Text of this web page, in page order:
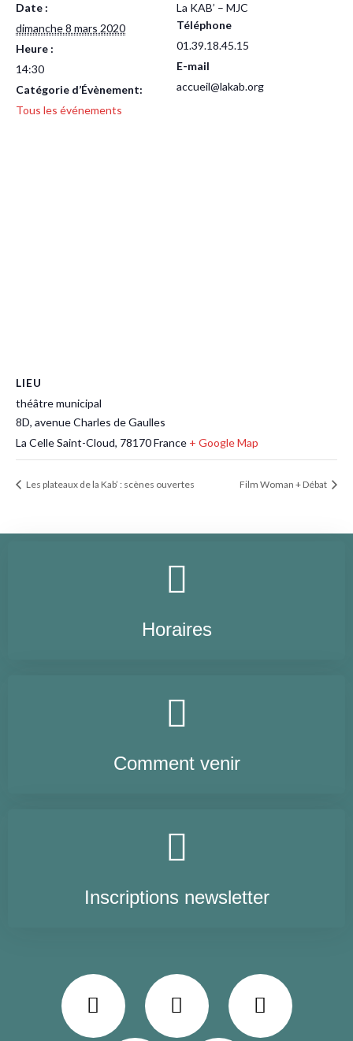
Date :
dimanche 8 mars 2020
Heure :
14:30
Catégorie d’Évènement:
Tous les événements
La KAB’ – MJC
Téléphone
01.39.18.45.15
E-mail
accueil@lakab.org
LIEU
théâtre municipal
8D, avenue Charles de Gaulles
La Celle Saint-Cloud, 78170France + Google Map
Les plateaux de la Kab’ : scènes ouvertes Film Woman + Débat
Horaires
Comment venir
Inscriptions newsletter